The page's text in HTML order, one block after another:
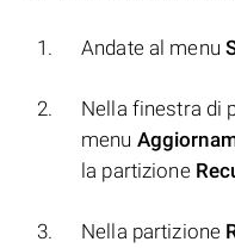
Andate al menu
Nella finestra di
menu
la partizione
Nella partizione